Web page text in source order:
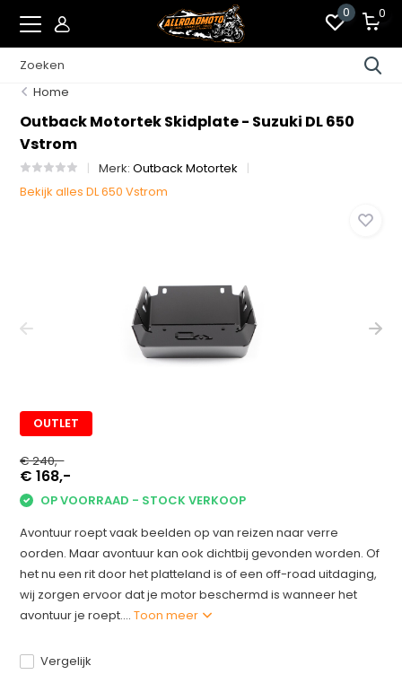
0 0
Home
Outback Motortek Skidplate - Suzuki DL 650
Vstrom
Merk:Outback Motortek
Bekijk alles DL 650 Vstrom
OUTLET
€ 240,-
€ 168,-
OP VOORRAAD - STOCK VERKOOP
Avontuur roept vaak beelden op van reizen naar verre
oorden. Maar avontuur kan ook dichtbij gevonden worden. Of
het nu een rit door het platteland is of een off-road uitdaging,
wij zorgen ervoor dat je motor beschermd is wanneer het
avontuur je roept....Toon meer
Vergelijk